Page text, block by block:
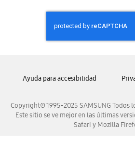
Samsung
Samsung Nicaragua
Samsung
Samsung
Copyright© 1995-2025 SAMSUNG Todos
Este sitio se ve mejor en las últimas
Safari y Mozilla
Ayuda para accesibilidad